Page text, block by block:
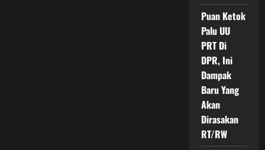
Puan Ketok
Palu UU
PRT Di
DPR, Ini
Dampak
Baru Yang
Akan
Dirasakan
RT/RW